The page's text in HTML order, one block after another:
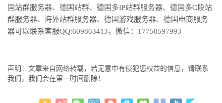
国站群服务器、德国站群、德国多IP站群服务器、德国多C段站
群服务器、海外站群服务器、德国游戏服务器、德国电商服务
器可以联系客服QQ:609863413，微信：17750597993
声明：文章来自网络转载，若无意中有侵犯您权益的信息，请联系
我们，我们会在第一时间删除！